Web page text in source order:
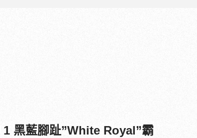
1 黑藍腳趾”White Royal”霸